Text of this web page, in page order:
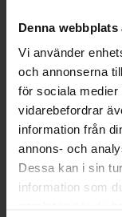
Denna
Vi använder
och annonserna
för sociala
vidarebefordrar
information från
annons- och
Dessa kan i sin
information som
225,17 kr
Exkl. leveranskostnader
DETALJER
CAD